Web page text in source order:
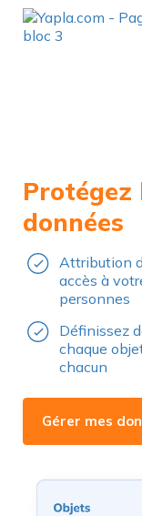
Protégez
données
Attribution
accès à
personnes
Définissez
chaque
chacun
Gérer mes